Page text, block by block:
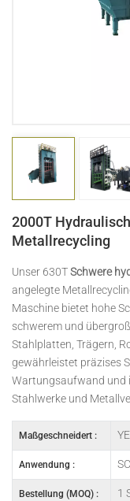
2000T
Metallrecycling
Unser 630TSchwere
angelegte
Maschine bietet hohe
schwerem und
Stahlplatten, Trägern,
gewährleistet präzises
Wartungsaufwand und
Stahlwerke und
Maßgeschneidert :
Anwendung :
Bestellung (MOQ) : 1